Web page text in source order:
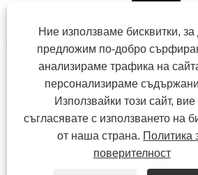
Copyright © 2022 Symor Instrument
изпитване на околната среда,
изпитване на ускорено изветряне
У ДОМА ЗА НАС ПРОДУКТИ
ИЗПРАТЕТЕ ЗАПИТВАНЕ
SITEMAP
RSS XML
Ние използваме бисквитки, за
предложим по-добро
анализираме трафика на
персонализираме
Използвайки този сайт, вие
съгласявате с използването на
от наша страна. Политика
поверителност